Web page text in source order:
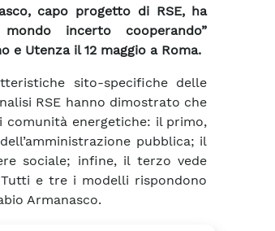
capo progetto di RSE, ha
incerto cooperando”
e Utenza il 12 maggio a Roma.
sito-specifiche delle
RSE hanno dimostrato che
energetiche: il primo,
pubblica; il
sociale; infine, il terzo vede
e tre i modelli rispondono
Armanasco.